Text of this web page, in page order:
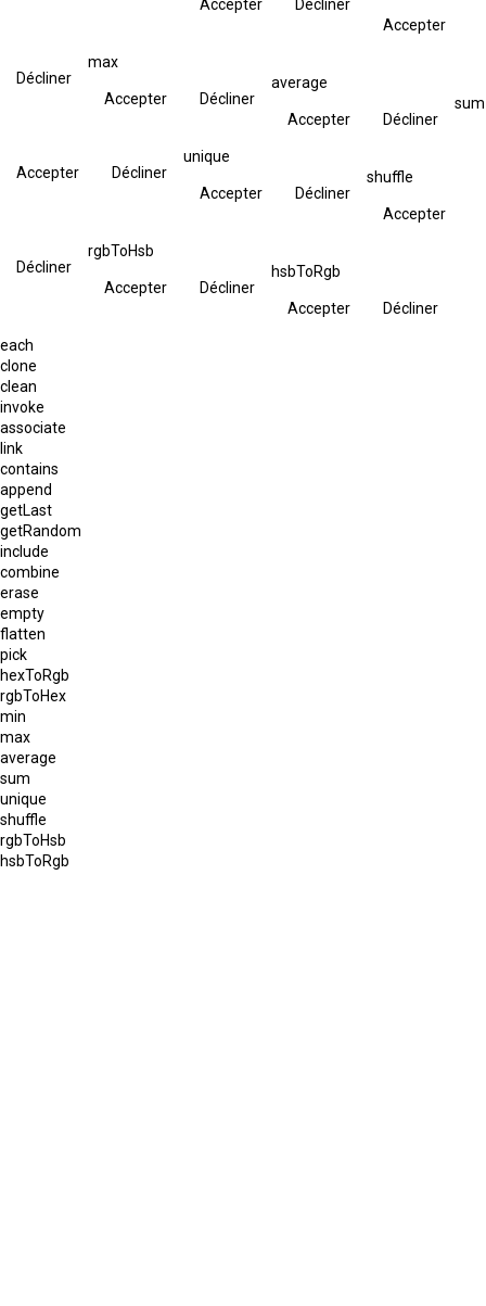
Accepter Décliner
Accepter
Décliner
max
Accepter Décliner
average
Accepter Décliner
sum
Accepter Décliner
unique
Accepter Décliner
shuffle
Accepter
Décliner
rgbToHsb
Accepter Décliner
hsbToRgb
Accepter Décliner
each
clone
clean
invoke
associate
link
contains
append
getLast
getRandom
include
combine
erase
empty
flatten
pick
hexToRgb
rgbToHex
min
max
average
sum
unique
shuffle
rgbToHsb
hsbToRgb